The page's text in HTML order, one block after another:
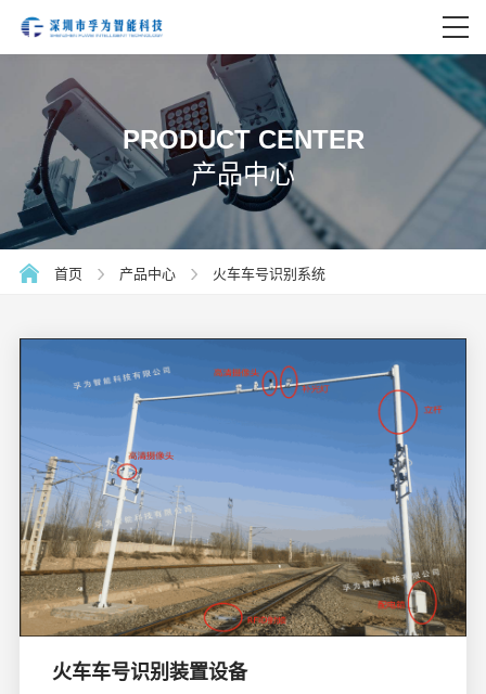
PRODUCT CENTER
产品中心
首页 产品中心 火车车号识别系统
火车车号识别装置设备